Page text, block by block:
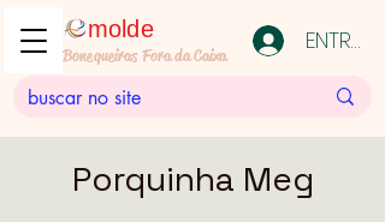
molde
Bonequeiras Fora da Caixa ENTRAR
Porquinha Meg